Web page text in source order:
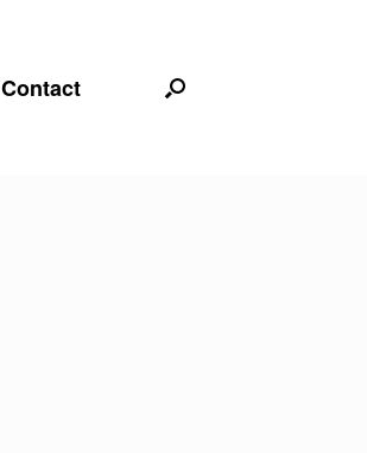
Contact